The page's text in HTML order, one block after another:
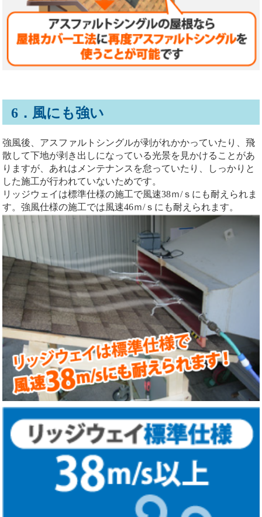
6．風にも強い
強風後、アスファルトシングルが剥がれかかっていたり、飛
散して下地が剥き出しになっている光景を見かけることがあ
りますが、あれはメンテナンスを怠っていたり、しっかりと
した施工が行われていないためです。
リッジウェイは標準仕様の施工で風速38ｍ/ｓにも耐えられま
す。強風仕様の施工では風速46ｍ/ｓにも耐えられます。